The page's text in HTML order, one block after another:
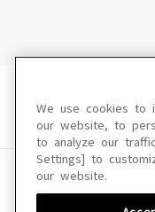
We use cookies to
our website, to
to analyze our
Settings] to
our website.